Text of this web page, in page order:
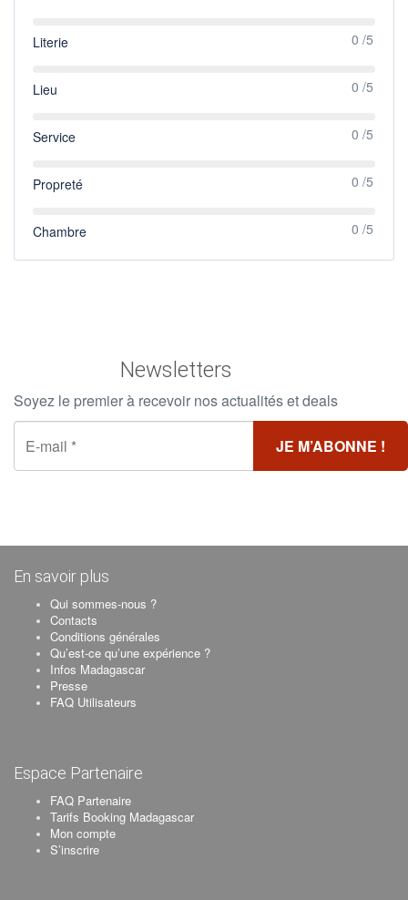
Literie 0 /5
Lieu 0 /5
Service 0 /5
Propreté 0 /5
Chambre 0 /5
Newsletters
Soyez le premier à recevoir nos actualités et deals
En savoir plus
Qui sommes-nous ?
Contacts
Conditions générales
Qu’est-ce qu’une expérience ?
Infos Madagascar
Presse
FAQ Utilisateurs
Espace Partenaire
FAQ Partenaire
Tarifs Booking Madagascar
Mon compte
S’inscrire